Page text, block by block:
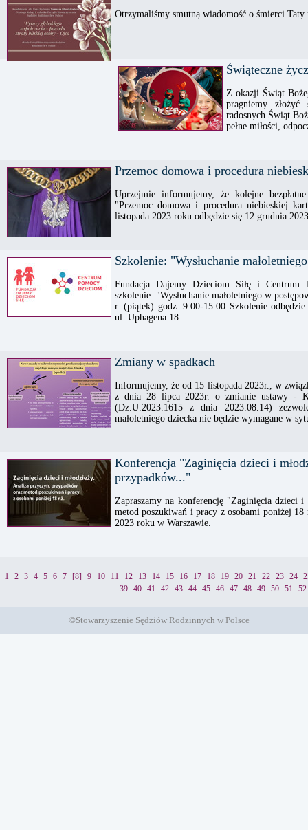
Otrzymaliśmy smutną wiadomość o śmierci Taty
Świąteczne
Z okazji Świąt
pragniemy złożyć
radosnych Świąt
pełne miłości,
Przemoc domowa i procedura
Uprzejmie informujemy, że kolejne
"Przemoc domowa i procedura niebieskiej
listopada 2023 roku odbędzie się 12 grudnia
Szkolenie: "Wysłuchanie
Fundacja Dajemy Dzieciom Siłę i Centrum
szkolenie: "Wysłuchanie małoletniego w
r. (piątek) godz. 9:00-15:00 Szkolenie
ul. Uphagena 18.
Zmiany w spadkach
Informujemy, że od 15 listopada 2023r., w
z dnia 28 lipca 2023r. o zmianie ustawy -
(Dz.U.2023.1615 z dnia 2023.08.14)
małoletniego dziecka nie będzie wymagane w
Konferencja "Zaginięcia dzieci i
przypadków..."
Zapraszamy na konferencję "Zaginięcia dzieci
metod poszukiwań i pracy z osobami poniżej
2023 roku w Warszawie.
1 2 3 4 5 6 7 [8] 9 10 11 12 13 14 15 16 17 18 19 20 21 22 23 24
39
40 41 42 43 44 45 46 47 48 49 50 51 52
©Stowarzyszenie Sędziów Rodzinnych w Polsce